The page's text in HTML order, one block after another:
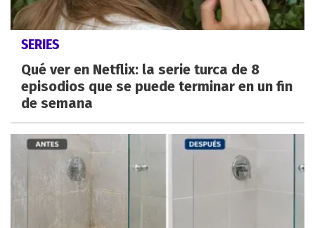
SERIES
Qué ver en Netflix: la serie turca de 8
episodios que se puede terminar en un fin
de semana